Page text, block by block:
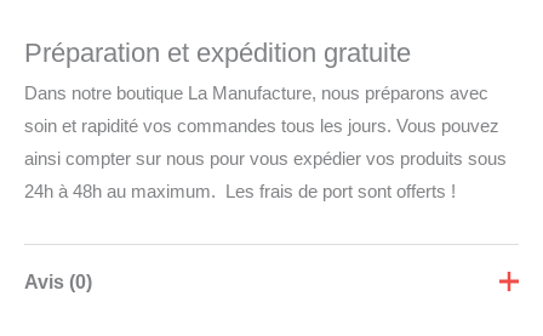
Préparation et expédition gratuite
Dans notre boutique La Manufacture, nous préparons avec
soin et rapidité vos commandes tous les jours. Vous pouvez
ainsi compter sur nous pour vous expédier vos produits sous
24h à 48h au maximum. Les frais de port sont offerts !
Avis (0)